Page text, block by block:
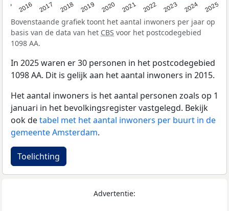
2016 2017 2018 2019 2020 2021 2022 2023 2024 2025
Bovenstaande grafiek toont het aantal inwoners per jaar op
basis van de data van het CBS voor het postcodegebied
1098 AA.
In 2025 waren er 30 personen in het postcodegebied
1098 AA. Dit is gelijk aan het aantal inwoners in 2015.
Het aantal inwoners is het aantal personen zoals op 1
januari in het bevolkingsregister vastgelegd. Bekijk
ook detabel met het aantal inwoners per buurt in de
gemeente Amsterdam.
Toelichting
Advertentie: